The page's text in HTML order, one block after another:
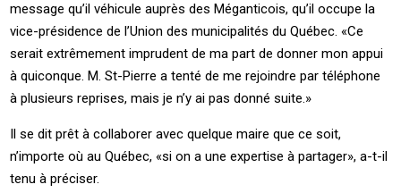
message qu’il véhicule auprès des Méganticois, qu’il occupe la
vice-présidence de l’Union des municipalités du Québec. «Ce
serait extrêmement imprudent de ma part de donner mon appui
à quiconque. M. St-Pierre a tenté de me rejoindre par téléphone
à plusieurs reprises, mais je n’y ai pas donné suite.»
Il se dit prêt à collaborer avec quelque maire que ce soit,
n’importe où au Québec, «si on a une expertise à partager», a-t-il
tenu à préciser.